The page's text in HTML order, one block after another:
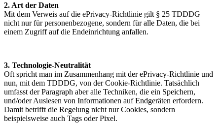
2. Art der Daten
Mit dem Verweis auf die ePrivacy-Richtlinie gilt § 25 TDDDG
nicht nur für personenbezogene, sondern für alle Daten, die bei
einem Zugriff auf die Endeinrichtung anfallen.
3. Technologie-Neutralität
Oft spricht man im Zusammenhang mit der ePrivacy-Richtlinie und
nun, mit dem TDDDG, von der Cookie-Richtlinie. Tatsächlich
umfasst der Paragraph aber alle Techniken, die ein Speichern,
und/oder Auslesen von Informationen auf Endgeräten erfordern.
Damit betrifft die Regelung nicht nur Cookies, sondern
beispielsweise auch Tags oder Pixel.